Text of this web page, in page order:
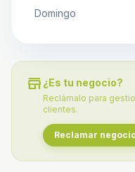
Domingo
store ¿Es tu negocio?
Reclámalo para
clientes.
Reclamar